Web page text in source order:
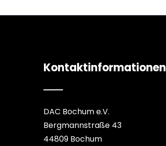
Kontaktinformationen
DAC Bochum e.V.
Bergmannstraße 43
44809 Bochum